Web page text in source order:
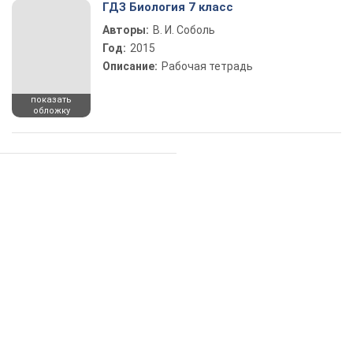
показать
обложку
ГДЗ Биология 7 класс
Авторы: В. И. Соболь
Год: 2015
Описание: Рабочая тетрадь